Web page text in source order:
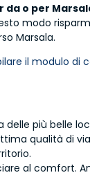
o per
modo
Marsala.
il modulo di
più belle
qualità di
al comfort.